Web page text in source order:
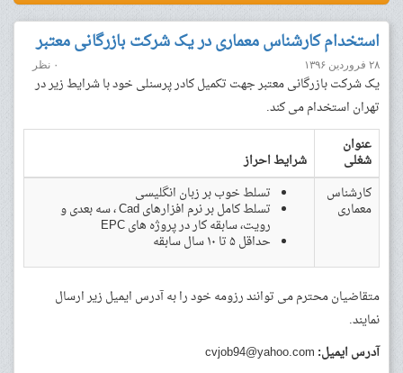
استخدام کارشناس معماری در یک شرکت بازرگانی معتبر
۲۸ فروردین ۱۳۹۶ ۰ نظر
یک شرکت بازرگانی معتبر جهت تکمیل کادر پرسنلی خود با شرایط زیر در
تهران استخدام می کند.
عنوان
شغلی
شرایط احراز
کارشناس
معماری
تسلط خوب بر زبان انگلیسی
تسلط کامل بر نرم افزارهای Cad ، سه بعدی و
رویت، سابقه کار در پروژه های EPC
حداقل ۵ تا ۱۰ سال سابقه
متقاضیان محترم می توانند رزومه خود را به آدرس ایمیل زیر ارسال
نمایند.
آدرس ایمیل: cvjob94@yahoo.com